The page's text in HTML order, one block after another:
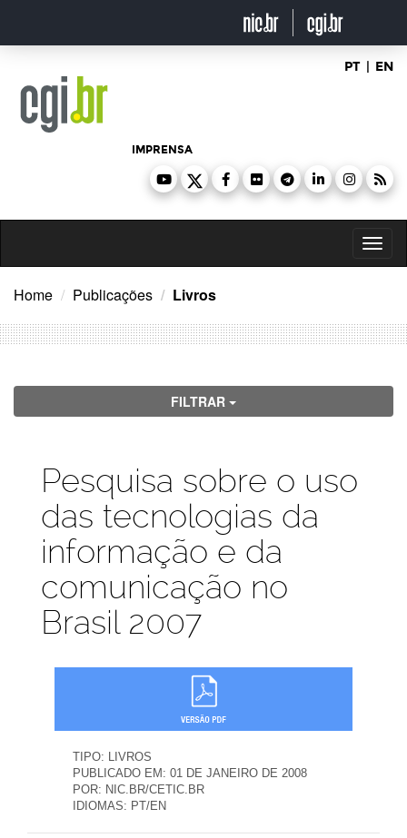
o
PT | EN
IMPRENSA
Home Publicações Livros
FILTRAR
Publicações
Pesquisa sobre o uso
das tecnologias da
informação e da
comunicação no
Brasil 2007
TIPO: LIVROS
PUBLICADO EM: 01 DE JANEIRO DE 2008
POR: NIC.BR/CETIC.BR
IDIOMAS: PT/EN